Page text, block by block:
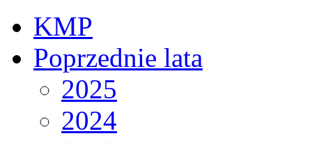
KMP
Poprzednie lata
2025
2024